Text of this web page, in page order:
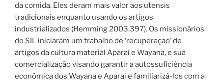
da comida. Eles deram mais valor aos utensis
tradicionais enquanto usando os artigos
industrializados (Hemming 2003.397). Os missionários
do SIL iniciaram um trabalho de ‘recuperação’ de
artigos da cultura material Aparai e Wayana, e sua
comercialização visando garantir a autossuficiência
econômica dos Wayana e Aparai e familiarizá-los com a